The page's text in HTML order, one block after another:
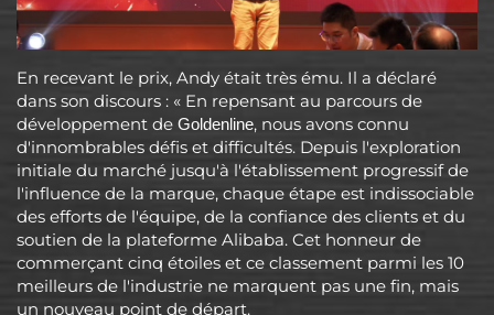
En recevant le prix, Andy était très ému. Il a déclaré
dans son discours : « En repensant au parcours de
développement de Goldenline, nous avons connu
d'innombrables défis et difficultés. Depuis l'exploration
initiale du marché jusqu'à l'établissement progressif de
l'influence de la marque, chaque étape est indissociable
des efforts de l'équipe, de la confiance des clients et du
soutien de la plateforme Alibaba. Cet honneur de
commerçant cinq étoiles et ce classement parmi les 10
meilleurs de l'industrie ne marquent pas une fin, mais
un nouveau point de départ.